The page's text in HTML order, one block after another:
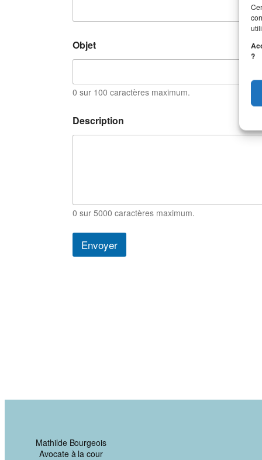
?
e
s
r
i
t
i
o
Objet
0 sur 100 caractères maximum.
Description
0 sur 5000 caractères maximum.
Envoyer
Mathilde Bourgeois
Avocate à la cour